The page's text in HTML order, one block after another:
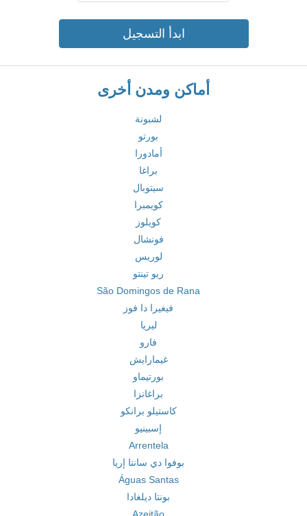
ابدأ التسجيل
أماكن ومدن أخرى
لشبونة
بورتو
أمادورا
براغا
سيتوبال
كويمبرا
كويلوز
فونشال
لوريس
ريو تينتو
São Domingos de Rana
فيغيرا دا فوز
ليريا
فارو
غيمارايش
بورتيماو
براغانزا
كاستيلو برانكو
إسبينيو
Arrentela
بوفوا دي سانتا إريا
Águas Santas
بونتا ديلغادا